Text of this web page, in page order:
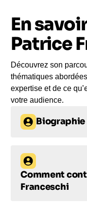
Le jour de la
rend sur votre
parole
pour votre
En
Patrice
Découvrez son
thématiques
expertise et de ce
votre audience.
Biographie
Comment
Franceschi